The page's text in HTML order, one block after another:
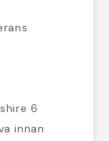
6
innan